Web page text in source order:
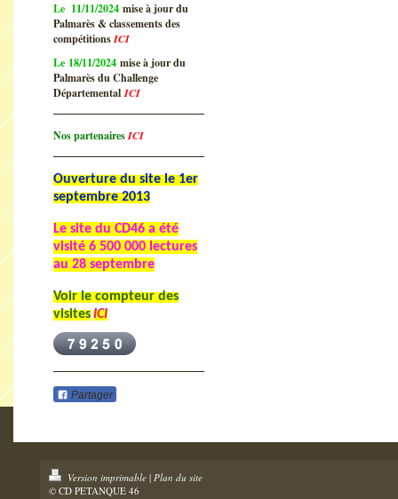
Le 11/11/2024 mise à jour du
Palmarès & classements des
compétitionsICI
Le 18/11/2024 mise à jour du
Palmarès du Challenge
DépartementalICI
Nos partenairesICI
Ouverture du site le 1er
septembre 2013
Le site du CD46 a été
visité 6 500 000 lectures
au 28 septembre
Voir le compteur des
visitesICI
Partager
Version imprimable | Plan du site
© CD PETANQUE 46